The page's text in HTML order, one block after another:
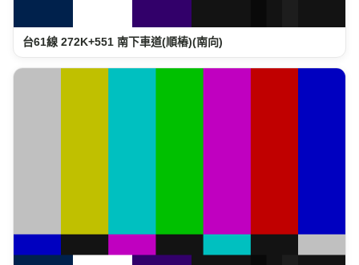
台61線 272K+551 南下車道(順樁)(南向)